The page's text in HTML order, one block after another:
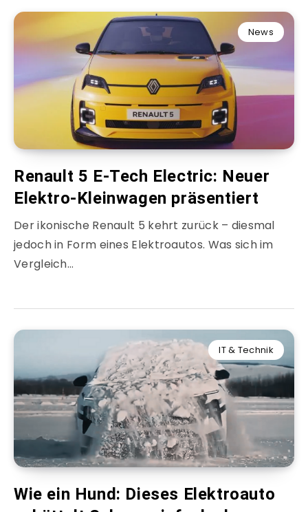
News
Renault 5 E-Tech Electric: Neuer
Elektro-Kleinwagen präsentiert
Der ikonische Renault 5 kehrt zurück – diesmal
jedoch in Form eines Elektroautos. Was sich im
Vergleich…
IT & Technik
Wie ein Hund: Dieses Elektroauto